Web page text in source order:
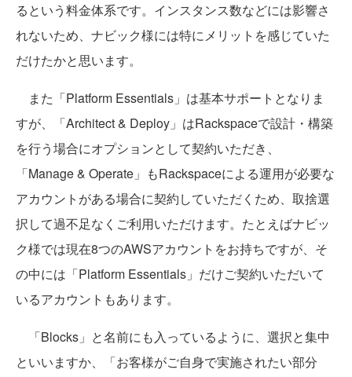
るという料金体系です。インスタンス数などには影響さ
れないため、ナビック様には特にメリットを感じていた
だけたかと思います。
また「Platform Essentials」は基本サポートとなりま
すが、「Architect & Deploy」はRackspaceで設計・構築
を行う場合にオプションとして契約いただき、
「Manage & Operate」もRackspaceによる運用が必要な
アカウントがある場合に契約していただくため、取捨選
択して過不足なくご利用いただけます。たとえばナビッ
ク様では現在8つのAWSアカウントをお持ちですが、そ
の中には「Platform Essentials」だけご契約いただいて
いるアカウントもあります。
「Blocks」と名前にも入っているように、選択と集中
といいますか、「お客様がご自身で実施されたい部分